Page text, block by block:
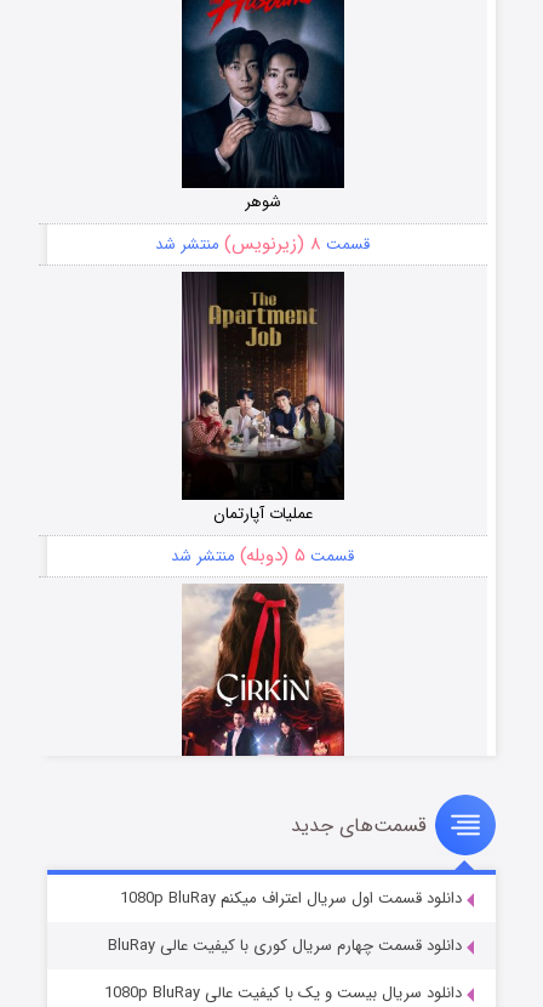
شوهر
قسمت ۸ (زیرنویس) منتشر شد
عملیات آپارتمان
قسمت ۵ (دوبله) منتشر شد
سریال زشت
قسمت۲ (زیرنویس) منتشر شد
قسمت‌های جدید
دانلود قسمت اول سریال اعتراف میکنم 1080p BluRay
دانلود قسمت چهارم سریال کوری با کیفیت عالی BluRay
دانلود سریال بیست و یک با کیفیت عالی 1080p BluRay